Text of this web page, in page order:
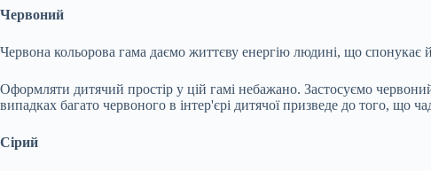
Червоний
Червона кольорова гама даємо життєву енергію людині, що спонукає
Оформляти дитячий простір у цій гамі небажано. Застосуємо
випадках багато червоного в інтер'єрі дитячої призведе до того,
Сірий